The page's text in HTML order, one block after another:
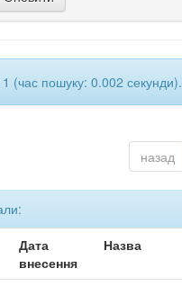
1 (час пошуку: 0.002 секунди).
назад
Дата
внесення
Назва